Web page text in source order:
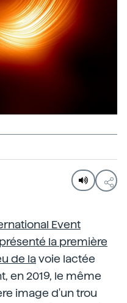
Event
la première
de lavoie lactée
en 2019, le même
image d'un trou